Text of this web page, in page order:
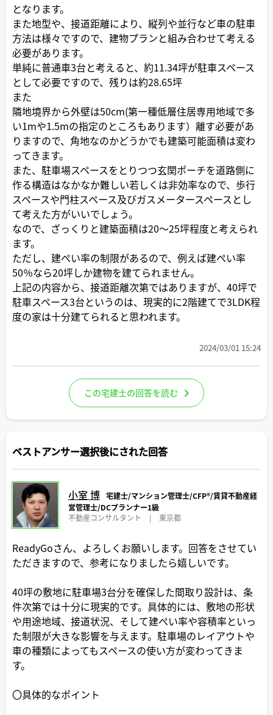
となります。
また地型や、接道距離により、縦列や並行など車の駐車
方法は様々ですので、建物プランと組み合わせて考える
必要があります。
単純に普通車3台と考えると、約11.34坪が駐車スペース
として必要ですので、残りは約28.65坪
また
隣地境界から外壁は50cm(第一種低層住居専用地域で多
い1mや1.5mの指定のところもあります）離す必要があ
りますので、角地なのかどうかでも建築可能面積は変わ
ってきます。
また、駐車場スペースをとりつつ玄関ポーチを道路側に
作る構造はなかなか難しい若しくは非効率なので、歩行
スペースや門柱スペース及びガスメータースペースとし
て考えた方がいいでしょう。
なので、ざっくりと建築面積は20～25坪程度と考えられ
ます。
ただし、建ぺい率の制限があるので、例えば建ぺい率
50％なら20坪しか建物を建てられません。
上記の内容から、接道距離次第ではありますが、40坪で
駐車スペース3台というのは、現実的に2階建てで3LDK程
度の家は十分建てられると思われます。
2024/03/01 15:24
この宅建士の回答を読む
ベストアンサー選択後にされた回答
小室 博 宅建士/マンション管理士/CFP®️/賃貸不動産経
営管理士/DCプランナー1級
不動産コンサルタント
| 東京都
ReadyGoさん、よろしくお願いします。回答をさせてい
ただきますので、参考になりましたら嬉しいです。
40坪の敷地に駐車場3台分を確保した間取り設計は、条
件次第では十分に現実的です。具体的には、敷地の形状
や用途地域、接道状況、そして建ぺい率や容積率といっ
た制限が大きな影響を与えます。駐車場のレイアウトや
車の種類によってもスペースの使い方が変わってきま
す。
〇具体的なポイント